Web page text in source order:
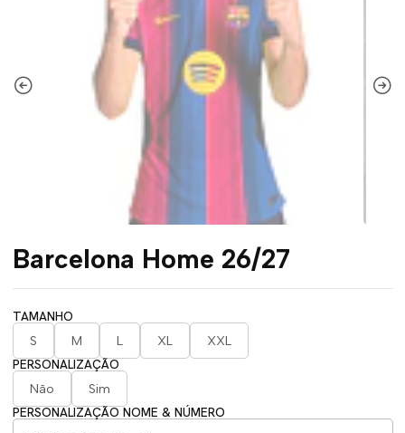
Barcelona Home 26/27
TAMANHO
S
M L XL
XXL
PERSONALIZAÇÃO
Não
Sim
PERSONALIZAÇÃO NOME & NÚMERO